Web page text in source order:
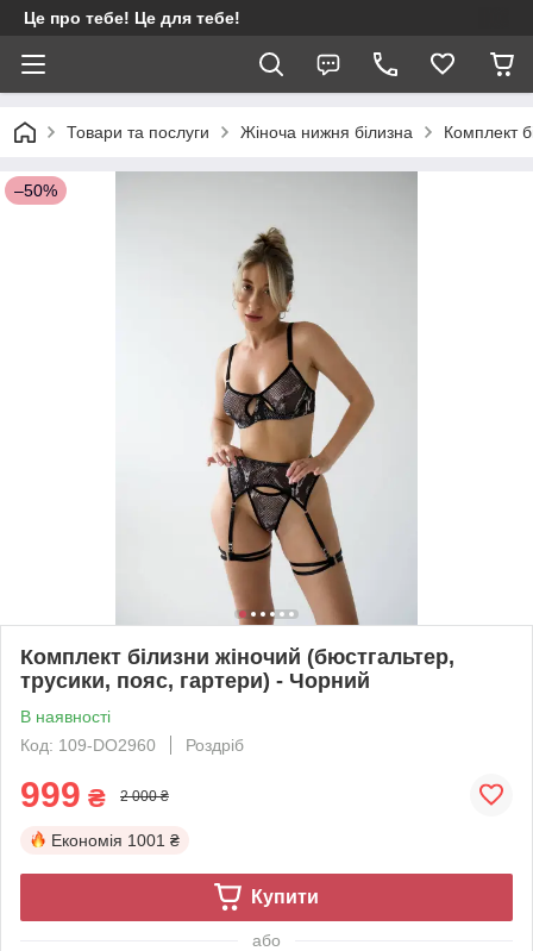
Це про тебе! Це для тебе!
Товари та послуги Жіноча нижня білизна Комплект
–50%
Комплект білизни жіночий (бюстгальтер,
трусики, пояс, гартери) - Чорний
В наявності
Код: 109-DO2960
Роздріб
999 ₴ 2 000 ₴
Економія 1001 ₴
Купити
або